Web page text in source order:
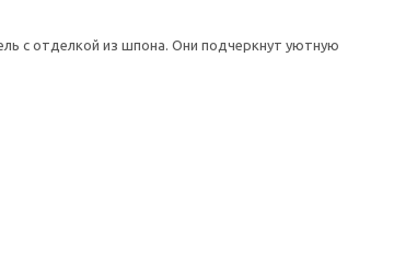
с отделкой из шпона. Они подчеркнут уютную